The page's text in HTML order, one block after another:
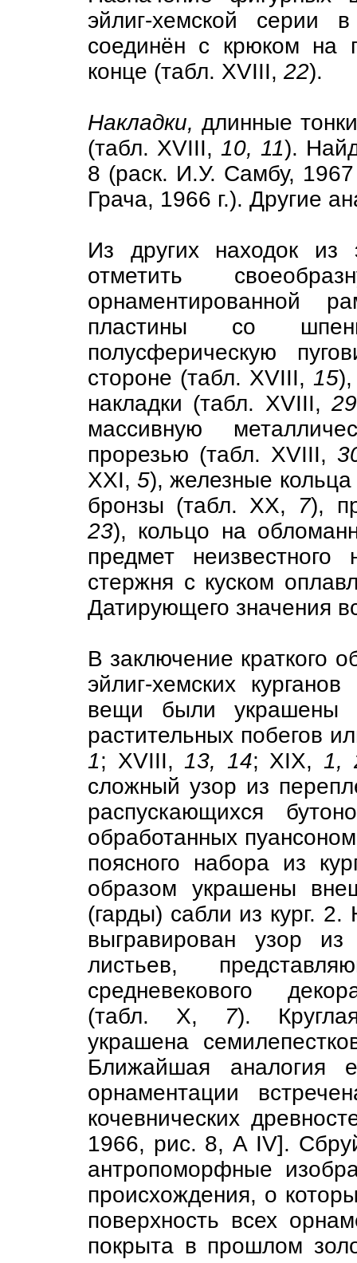
эйлиг-хемской серии
соединён с крюком на
конце (табл. XVIII, 22).
Накладки, длинные
(табл. XVIII, 10, 11).
8 (раск. И.У. Самбу,
Грача, 1966 г.). Другие
Из других находок из
отметить
орнаментированной
пластины со
полусферическую
стороне (табл. XVIII, 15
накладки (табл. XVIII, 29
массивную
прорезью (табл. XVIII,
XXI,5), железные
бронзы (табл. XX, 7),
23), кольцо на
предмет
стержня с куском
Датирующего значения
В заключение краткого
эйлиг-хемских
вещи были украшены
растительных побегов
1; XVIII, 13, 14; XIX, 1,
сложный узор из
распускающихся
обработанных
поясного набора из
образом украшены
(гарды) сабли из кург.
выгравирован узор из
листьев,
средневекового
(табл. X, 7).
украшена
Ближайшая
орнаментации
кочевнических
1966, рис. 8, А IV].
антропоморфные
происхождения, о
поверхность всех
покрыта в прошлом